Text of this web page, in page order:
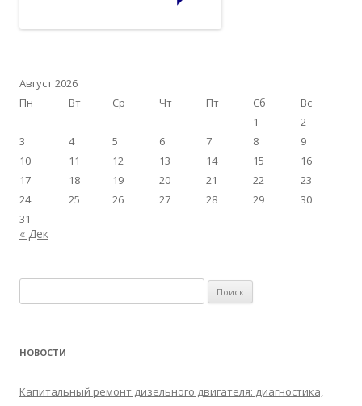
Август 2026
Пн
Вт Ср Чт Пт Сб
Вс
1
2
3
4 5 6 7 8
9
10
11 12 13 14 15
16
17
18 19 20 21 22
23
24
25 26 27 28 29
30
31
« Дек
НОВОСТИ
Капитальный ремонт дизельного двигателя: диагностика,